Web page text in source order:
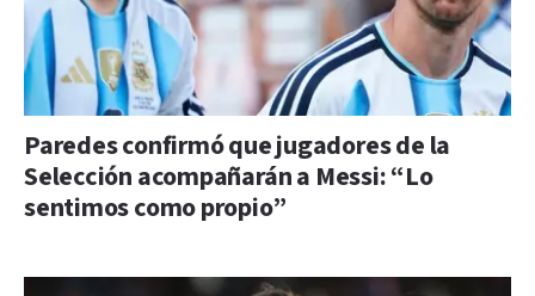
Paredes confirmó que jugadores de la
Selección acompañarán a Messi: “Lo
sentimos como propio”